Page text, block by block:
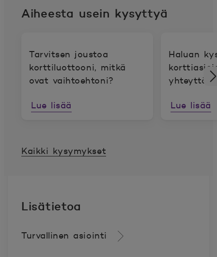
Aiheesta usein kysyttyä
Tarvitsen joustoa
korttiluottooni, mitkä
ovat vaihtoehtoni?
Lue lisää
Haluan
yhteyttä?
Lue lisää
Kaikki kysymykset
Lisätietoa
Turvallinen asiointi